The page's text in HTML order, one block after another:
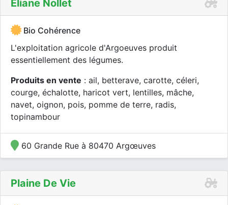
Eliane Nollet
Bio Cohérence
L'exploitation agricole d'Argoeuves produit
essentiellement des légumes.
Produits en vente : ail, betterave, carotte, céleri,
courge, échalotte, haricot vert, lentilles, mâche,
navet, oignon, pois, pomme de terre, radis,
topinambour
60 Grande Rue à 80470 Argœuves
Plaine De Vie